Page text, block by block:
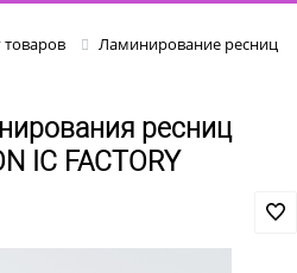
товаров Ламинирование ресниц и
ресниц
IC FACTORY